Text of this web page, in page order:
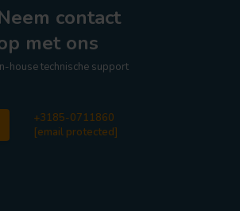
contact
met ons
house technische support
+3185-0711860
[email protected]